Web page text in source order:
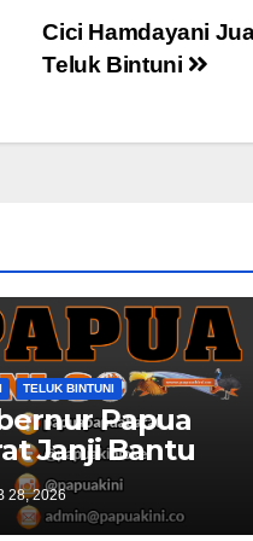
Cici Hamdayani
Teluk Bintuni
TELUK BINTUNI
Papua
Janji Bantu
Al Maun
28, 2026